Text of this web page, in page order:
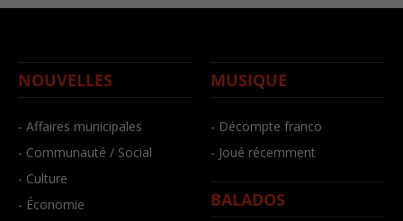
NOUVELLES
- Affaires municipales
- Communauté / Social
- Culture
- Économie
MUSIQUE
- Décompte franco
- Joué récemment
BALADOS